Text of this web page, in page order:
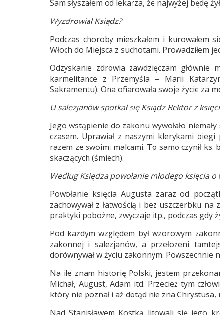
Sam słyszałem od lekarza, że najwyżej będę
Wyzdrowiał Ksiądz?
Podczas choroby mieszkałem i kurowałem
Włoch do Miejsca z suchotami. Prowadziłem
Odzyskanie zdrowia zawdzięczam
karmelitance z Przemyśla – Marii
Sakramentu). Ona ofiarowała swoje życie za
U salezjanów spotkał się Ksiądz Rektor z
Jego wstąpienie do zakonu wywołało
czasem. Uprawiał z naszymi klerykami
razem ze swoimi malcami. To samo czynił
skaczących (śmiech).
Według Księdza powołanie młodego księcia
Powołanie księcia Augusta zaraz od
zachowywał z łatwością i bez uszczerbku
praktyki pobożne, zwyczaje itp., podczas gdy
Pod każdym względem był wzorowym
zakonnej i salezjanów, a przełożeni
dorównywał w życiu zakonnym. Powszechnie
Na ile znam historię Polski, jestem
Michał, August, Adam itd. Przecież tym
który nie poznał i aż dotąd nie zna Chrystusa,
Nad Stanisławem Kostką litowali się jego